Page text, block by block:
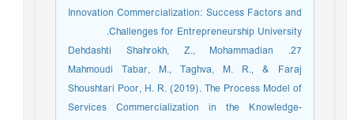
Innovation Commercialization: Success Factors and
Challenges for Entrepreneurship University.‏
27. Dehdashti Shahrokh, Z., Mohammadian
Mahmoudi Tabar, M., Taghva, M. R., & Faraj
Shoushtari Poor, H. R. (2019). The Process Model of
Services Commercialization in the Knowledge-